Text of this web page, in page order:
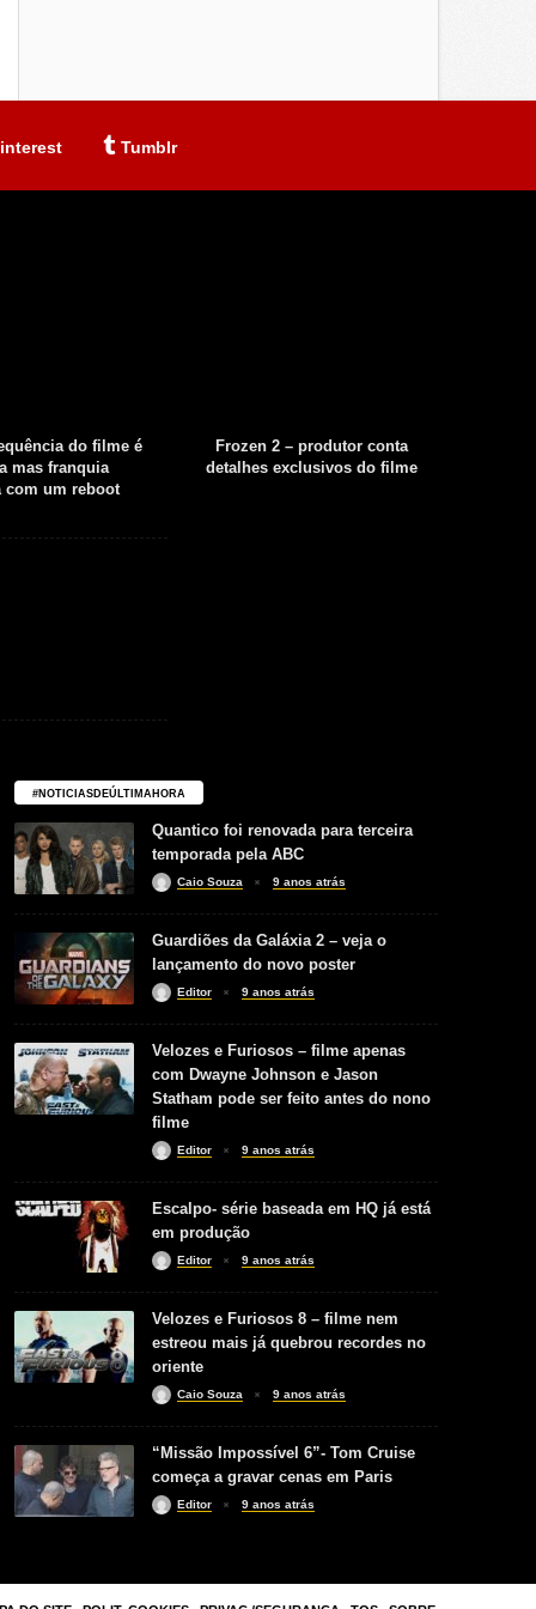
Tumblr
do filme é
mas franquia
com um reboot
Frozen 2 – produtor conta
detalhes exclusivos do filme
#NOTICIASDEÚLTIMAHORA
Quantico foi renovada para terceira
temporada pela ABC
Caio Souza 9 anos atrás
Guardiões da Galáxia 2 – veja o
lançamento do novo poster
Editor 9 anos atrás
Velozes e Furiosos – filme apenas
com Dwayne Johnson e Jason
Statham pode ser feito antes do nono
filme
Editor 9 anos atrás
Escalpo- série baseada em HQ já está
em produção
Editor 9 anos atrás
Velozes e Furiosos 8 – filme nem
estreou mais já quebrou recordes no
oriente
Caio Souza 9 anos atrás
“Missão Impossível 6”- Tom Cruise
começa a gravar cenas em Paris
Editor 9 anos atrás